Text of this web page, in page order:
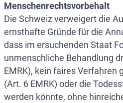
Menschenrechtsvorbehalt
Die Schweiz verweigert die
ernsthafte Gründe für die
dass im ersuchenden Staat
unmenschliche Behandlung
EMRK), kein faires Verfahren
(Art. 6 EMRK) oder die
werden könnte, ohne